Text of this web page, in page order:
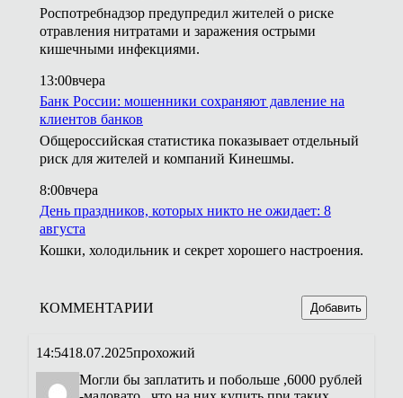
Роспотребнадзор предупредил жителей о риске
отравления нитратами и заражения острыми
кишечными инфекциями.
13:00вчера
Банк России: мошенники сохраняют давление на
клиентов банков
Общероссийская статистика показывает отдельный
риск для жителей и компаний Кинешмы.
8:00вчера
День праздников, которых никто не ожидает: 8
августа
Кошки, холодильник и секрет хорошего настроения.
КОММЕНТАРИИ Добавить
14:5418.07.2025прохожий
Могли бы заплатить и побольше ,6000 рублей